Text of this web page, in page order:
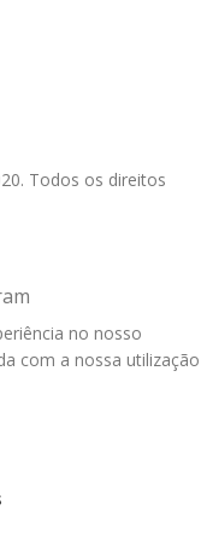
Todos os direitos
no nosso
com a nossa utilização